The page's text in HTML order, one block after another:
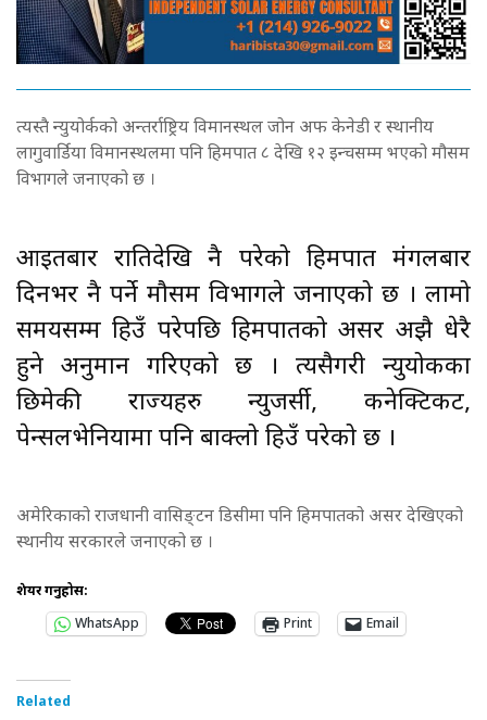
त्यस्तै न्युयोर्कको अन्तर्राष्ट्रिय विमानस्थल जोन अफ केनेडी र स्थानीय
लागुवार्डिया विमानस्थलमा पनि हिमपात ८ देखि १२ इन्चसम्म भएको मौसम
विभागले जनाएको छ ।
आइतबार रातिदेखि नै परेको हिमपात मंगलबार
दिनभर नै पर्ने मौसम विभागले जनाएको छ । लामो
समयसम्म हिउँ परेपछि हिमपातको असर अझै धेरै
हुने अनुमान गरिएको छ । त्यसैगरी न्युयोर्कका
छिमेकी राज्यहरु न्युजर्सी, कनेक्टिकट,
पेन्सलभेनियामा पनि बाक्लो हिउँ परेको छ ।
अमेरिकाको राजधानी वासिङ्टन डिसीमा पनि हिमपातको असर देखिएको
स्थानीय सरकारले जनाएको छ ।
शेयर गर्नुहोस:
WhatsApp
Print Email
Related